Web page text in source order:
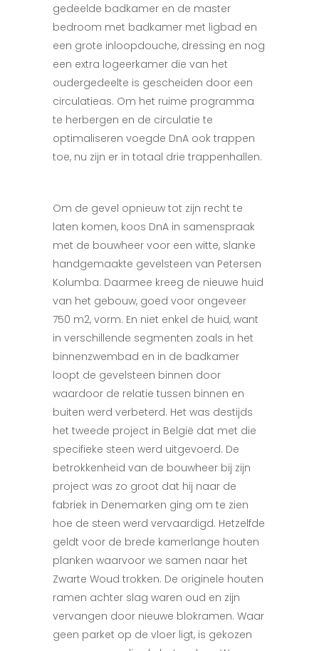
gedeelde badkamer en de master
bedroom met badkamer met ligbad en
een grote inloopdouche, dressing en nog
een extra logeerkamer die van het
oudergedeelte is gescheiden door een
circulatieas. Om het ruime programma
te herbergen en de circulatie te
optimaliseren voegde DnA ook trappen
toe, nu zijn er in totaal drie trappenhallen.
Om de gevel opnieuw tot zijn recht te
laten komen, koos DnA in samenspraak
met de bouwheer voor een witte, slanke
handgemaakte gevelsteen van Petersen
Kolumba. Daarmee kreeg de nieuwe huid
van het gebouw, goed voor ongeveer
750 m2, vorm. En niet enkel de huid, want
in verschillende segmenten zoals in het
binnenzwembad en in de badkamer
loopt de gevelsteen binnen door
waardoor de relatie tussen binnen en
buiten werd verbeterd. Het was destijds
het tweede project in België dat met die
specifieke steen werd uitgevoerd. De
betrokkenheid van de bouwheer bij zijn
project was zo groot dat hij naar de
fabriek in Denemarken ging om te zien
hoe de steen werd vervaardigd. Hetzelfde
geldt voor de brede kamerlange houten
planken waarvoor we samen naar het
Zwarte Woud trokken. De originele houten
ramen achter slag waren oud en zijn
vervangen door nieuwe blokramen. Waar
geen parket op de vloer ligt, is gekozen